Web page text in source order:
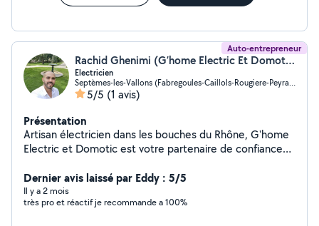
Auto-entrepreneur
Rachid Ghenimi (G’home Electric Et Domotic)
Electricien
Septèmes-les-Vallons (Fabregoules-Caillols-Rougiere-Peyrards)
5/5 (1 avis)
Présentation
Artisan électricien dans les bouches du Rhône, G'home
Electric et Domotic est votre partenaire de confiance
charge l'installation électrique, le cablage, le
raccordement et la mise aux normes de vos
installations. J'assure également le d&épandage et la
Dernier avis laissé par Eddy : 5/5
Il y a 2 mois
très pro et réactif je recommande a 100%